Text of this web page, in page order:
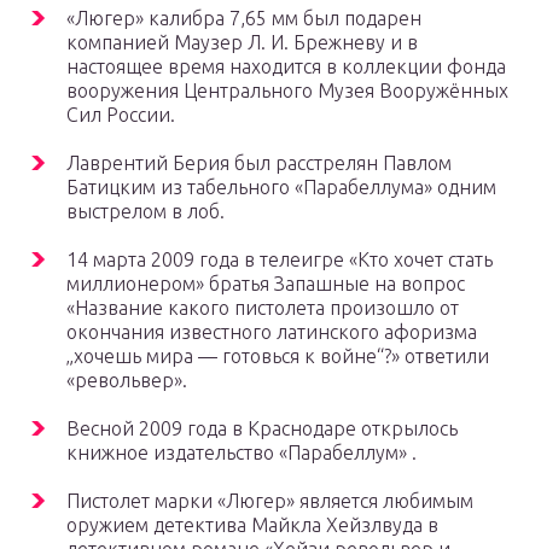
«Люгер» калибра 7,65 мм был подарен
компанией Маузер Л. И. Брежневу и в
настоящее время находится в коллекции фонда
вооружения Центрального Музея Вооружённых
Сил России.
Лаврентий Берия был расстрелян Павлом
Батицким из табельного «Парабеллума» одним
выстрелом в лоб.
14 марта 2009 года в телеигре «Кто хочет стать
миллионером» братья Запашные на вопрос
«Название какого пистолета произошло от
окончания известного латинского афоризма
„хочешь мира — готовься к войне“?» ответили
«револьвер».
Весной 2009 года в Краснодаре открылось
книжное издательство «Парабеллум» .
Пистолет марки «Люгер» является любимым
оружием детектива Майкла Хейзлвуда в